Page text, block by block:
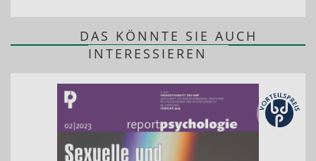
DAS KÖNNTE SIE AUCH
INTERESSIEREN